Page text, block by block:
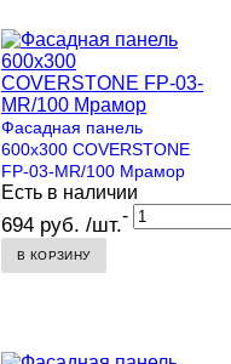
Фасадная панель
600х300 COVERSTONE
FP-03-MR/100 Мрамор
Есть в наличии
694 руб. /шт.-
В КОРЗИНУ